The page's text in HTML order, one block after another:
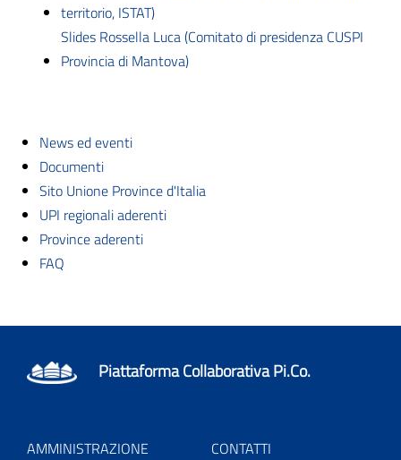
territorio, ISTAT)
Slides Rossella Luca (Comitato di presidenza CUSPI
Provincia di Mantova)
News ed eventi
Documenti
Sito Unione Province d'Italia
UPI regionali aderenti
Province aderenti
FAQ
Piattaforma Collaborativa Pi.Co.
AMMINISTRAZIONE
CONTATTI